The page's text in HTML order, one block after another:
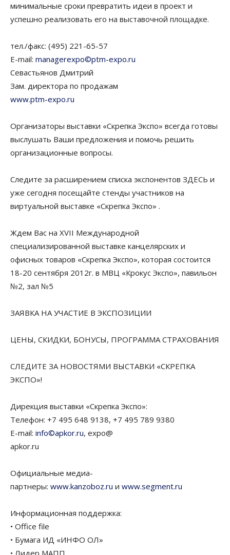
минимальные сроки превратить идеи в проект и
успешно реализовать его на выставочной площадке.
тел./факс: (495) 221-65-57
E-mail: managerexpo©ptm-expo.ru
Севастьянов Дмитрий
Зам. директора по продажам
www.ptm-expo.ru
Организаторы выставки «Скрепка Экспо» всегда готовы
выслушать Ваши предложения и помочь решить
организационные вопросы.
Следите за расширением списка экспонентов ЗДЕСЬ и
уже сегодня посещайте стенды участников на
виртуальной выставке «Скрепка Экспо» .
Ждем Вас на XVII Международной
специализированной выставке канцелярских и
офисных товаров «Скрепка Экспо», которая состоится
18-20 сентября 2012г. в МВЦ «Крокус Экспо», павильон
№2, зал №5
ЗАЯВКА НА УЧАСТИЕ В ЭКСПОЗИЦИИ
ЦЕНЫ, СКИДКИ, БОНУСЫ, ПРОГРАММА СТРАХОВАНИЯ
СЛЕДИТЕ ЗА НОВОСТЯМИ ВЫСТАВКИ «СКРЕПКА
ЭКСПО»!
Дирекция выставки «Скрепка Экспо»:
Телефон: +7 495 648 9138, +7 495 789 9380
E-mail: info©apkor.ru, expo@
apkor.ru
Официальные медиа-
партнеры: www.kanzoboz.ru и www.segment.ru
Информационная поддержка:
• Office file
• Бумага ИД «ИНФО ОЛ»
• Лидер МАПП